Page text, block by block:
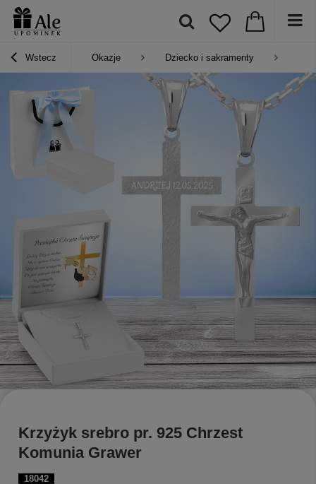
Wstecz Okazje Dziecko i sakramenty
18042
Krzyżyk srebro pr. 925 Chrzest
Komunia Grawer